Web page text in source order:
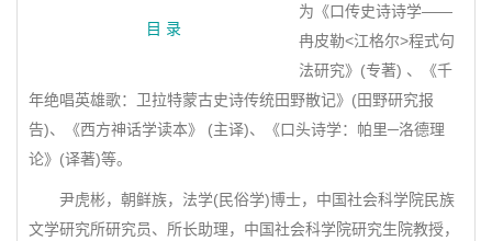
目 录
为《口传史诗诗学——
冉皮勒<江格尔>程式句
法研究》(专著) 、《千
年绝唱英雄歌：卫拉特蒙古史诗传统田野散记》(田野研究报
告)、《西方神话学读本》 (主译)、《口头诗学：帕里─洛德理
论》(译著)等。
尹虎彬，朝鲜族，法学(民俗学)博士，中国社会科学院民族
文学研究所研究员、所长助理，中国社会科学院研究生院教授，